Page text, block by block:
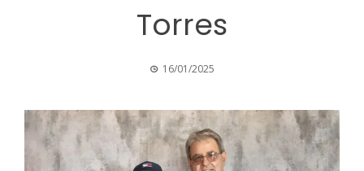
Torres
16/01/2025